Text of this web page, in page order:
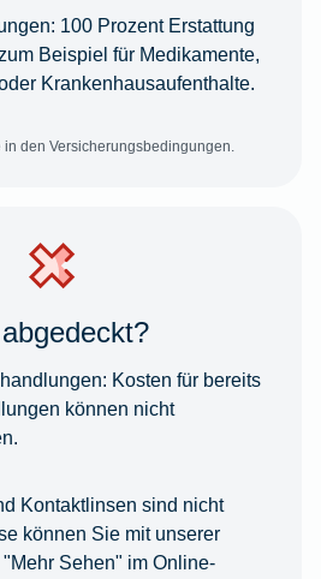
100 Prozent Erstattung
Beispiel für Medikamente,
Krankenhausaufenthalte.
den Versicherungsbedingungen.
Kosten für bereits
können nicht
Kontaktlinsen sind nicht
können Sie mit unserer
"Mehr Sehen" im Online-